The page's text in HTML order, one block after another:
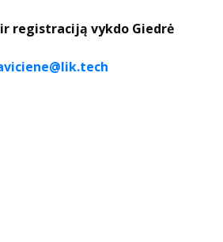
registraciją vykdo Giedrė